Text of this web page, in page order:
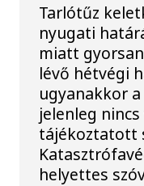
Tarlótűz
nyugati
miatt
lévő hétvégi
ugyanakkor
jelenleg
tájékoztatott
helyettes